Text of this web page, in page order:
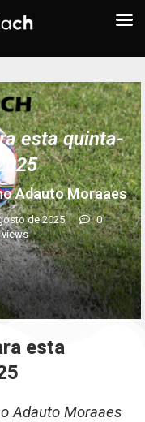
esta quinta-
Adauto Moraaes
de 2025
0
views
esta
Adauto Moraaes